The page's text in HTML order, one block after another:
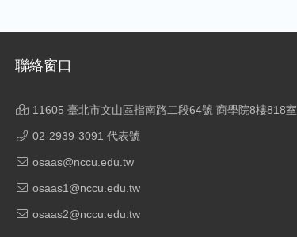
聯絡窗口
11605 臺北市文山區指南路二段64號 商學院8樓818室
02-2939-3091 代表號
osaas@nccu.edu.tw
osaas1@nccu.edu.tw
osaas2@nccu.edu.tw